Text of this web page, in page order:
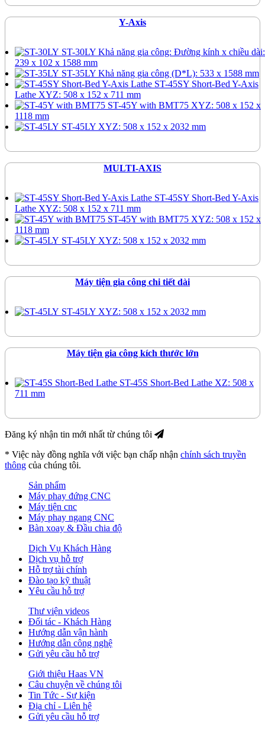
Y-Axis
ST-30LY Khả năng gia công: Đường kính x chiều dài:
239 x 102 x 1588 mm
ST-35LY Khả năng gia công (D*L): 533 x 1588 mm
ST-45SY Short-Bed Y-Axis
Lathe XYZ: 508 x 152 x 711 mm
ST-45Y with BMT75 XYZ: 508 x 152 x
1118 mm
ST-45LY XYZ: 508 x 152 x 2032 mm
MULTI-AXIS
ST-45SY Short-Bed Y-Axis
Lathe XYZ: 508 x 152 x 711 mm
ST-45Y with BMT75 XYZ: 508 x 152 x
1118 mm
ST-45LY XYZ: 508 x 152 x 2032 mm
Máy tiện gia công chi tiết dài
ST-45LY XYZ: 508 x 152 x 2032 mm
Máy tiện gia công kích thước lớn
ST-45S Short-Bed Lathe XZ: 508 x
711 mm
Đăng ký nhận tin mới nhất từ chúng tôi
* Việc này đồng nghĩa với việc bạn chấp nhận chính sách truyền
thông của chúng tôi.
Sản phẩm
Máy phay đứng CNC
Máy tiện cnc
Máy phay ngang CNC
Bàn xoay & Đầu chia độ
Dịch Vụ Khách Hàng
Dịch vụ hỗ trợ
Hỗ trợ tài chính
Đào tạo kỹ thuật
Yêu cầu hỗ trợ
Thư viện videos
Đối tác - Khách Hàng
Hướng dẫn vận hành
Hướng dẫn công nghệ
Gửi yêu cầu hỗ trợ
Giới thiệu Haas VN
Câu chuyện về chúng tôi
Tin Tức - Sự kiện
Địa chỉ - Liên hệ
Gửi yêu cầu hỗ trợ